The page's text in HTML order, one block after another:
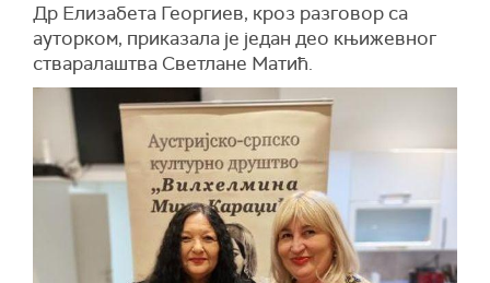
Др Елизабета Георгиев, кроз разговор са
ауторком, приказала је један део књижевног
стваралаштва Светлане Матић.